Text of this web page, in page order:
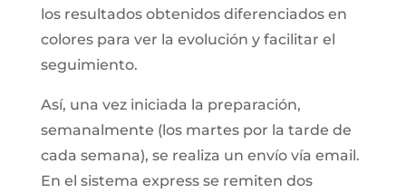
los resultados obtenidos diferenciados en
colores para ver la evolución y facilitar el
seguimiento.
Así, una vez iniciada la preparación,
semanalmente (los martes por la tarde de
cada semana), se realiza un envío vía email.
En el sistema express se remiten dos